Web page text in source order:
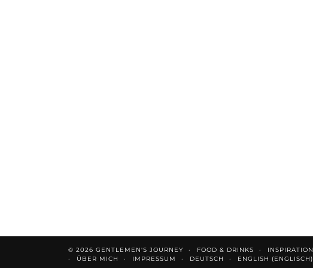
© 2026 GENTLEMEN'S JOURNEY FOOD & DRINKS INSPIRATION
ÜBER MICH
IMPRESSUM DEUTSCH ENGLISH (ENGLISCH)